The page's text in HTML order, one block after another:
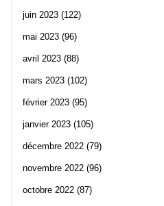
juin 2023 (122)
mai 2023 (96)
avril 2023 (88)
mars 2023 (102)
février 2023 (95)
janvier 2023 (105)
décembre 2022 (79)
novembre 2022 (96)
octobre 2022 (87)